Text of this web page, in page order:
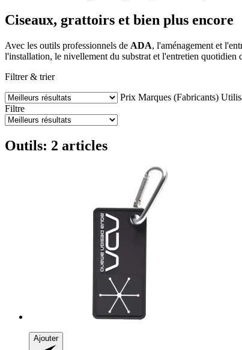
Ciseaux, grattoirs et bien plus encore
Avec les outils professionnels de ADA, l'aménagement et
l'installation, le nivellement du substrat et l'entretien quotidien
Filtrer & trier
Prix Marques (Fabricants)
Filtre
Outils: 2 articles
Ajouter